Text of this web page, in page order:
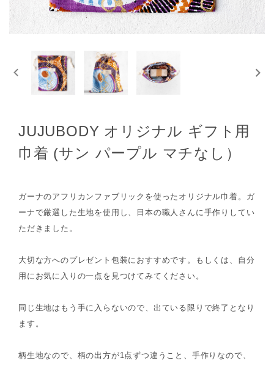
JUJUBODY オリジナル ギフト用
巾着 (サン パープル マチなし）
ガーナのアフリカンファブリックを使ったオリジナル巾着。ガ
ーナで厳選した生地を使用し、日本の職人さんに手作りしてい
ただきました。
大切な方へのプレゼント包装におすすめです。もしくは、自分
用にお気に入りの一点を見つけてみてください。
同じ生地はもう手に入らないので、出ている限りで終了となり
ます。
柄生地なので、柄の出方が1点ずつ違うこと、手作りなので、